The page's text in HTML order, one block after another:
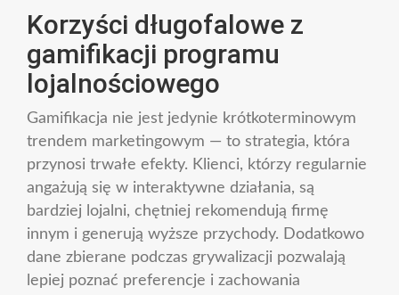
Korzyści długofalowe z
gamifikacji programu
lojalnościowego
Gamifikacja nie jest jedynie krótkoterminowym
trendem marketingowym — to strategia, która
przynosi trwałe efekty. Klienci, którzy regularnie
angażują się w interaktywne działania, są
bardziej lojalni, chętniej rekomendują firmę
innym i generują wyższe przychody. Dodatkowo
dane zbierane podczas grywalizacji pozwalają
lepiej poznać preferencje i zachowania